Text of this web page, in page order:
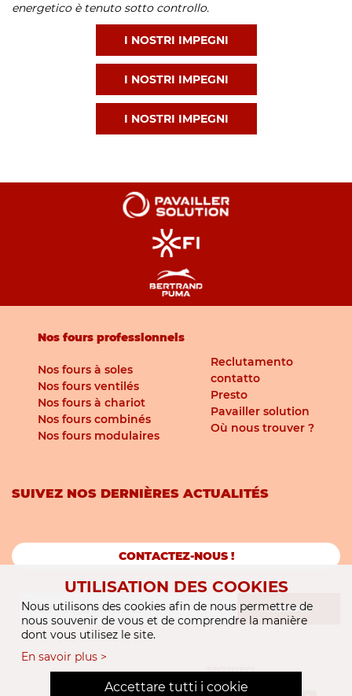
UTILISATION DES COOKIES
Nous utilisons des cookies afin de nous permettre de
nous souvenir de vous et de comprendre la manière
dont vous utilisez le site.
En savoir plus >
Accettare tutti i cookie
energetico è tenuto sotto controllo.
I NOSTRI IMPEGNI
I NOSTRI IMPEGNI
I NOSTRI IMPEGNI
Nos fours professionnels
Nos fours à soles
Nos fours ventilés
Nos fours à chariot
Nos fours combinés
Nos fours modulaires
Reclutamento
contatto
Presto
Pavailler solution
Où nous trouver ?
SUIVEZ NOS DERNIÈRES ACTUALITÉS
CONTACTEZ-NOUS !
ISCRIVITI
SEGUITECI